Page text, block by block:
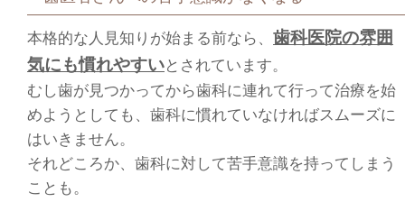
本格的な人見知りが始まる前なら、 歯科医院の雰囲
気にも慣れやすいとされています。
むし歯が見つかってから歯科に連れて行って治療を始
めようとしても、歯科に慣れていなければスムーズに
はいきません。
それどころか、歯科に対して苦手意識を持ってしまう
ことも。